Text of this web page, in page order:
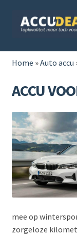
door
naar
direct
naar
HOME
MOTOR
CAMPER
VRACHTWAGEN
OVERIGE
Home »Auto accu
ACCU
mee op
zorgeloze